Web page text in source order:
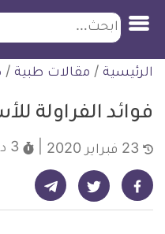
التخطي
للمحتوى
ابحث
الرئيسية / مقالات طبية /
فوائد الفراولة
3 دقائق
شارك على فيسبوك - ديلي ميديكال انفو شارك على تويتر - ديلي ميديكال انفو شارك على تيليجرام - ديلي ميديكال انفو